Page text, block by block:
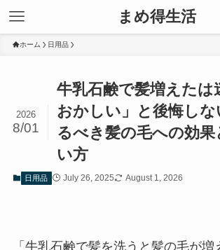
まめ得生活
ホーム 日用品
牛乳石鹸で髪増えたは
おかしい」と後悔し
るべき髪の毛への効
い方
2026
8/01
日用品 July 26, 2025 August 1, 2026
「牛乳石鹸で髪を洗うと髪の毛が増